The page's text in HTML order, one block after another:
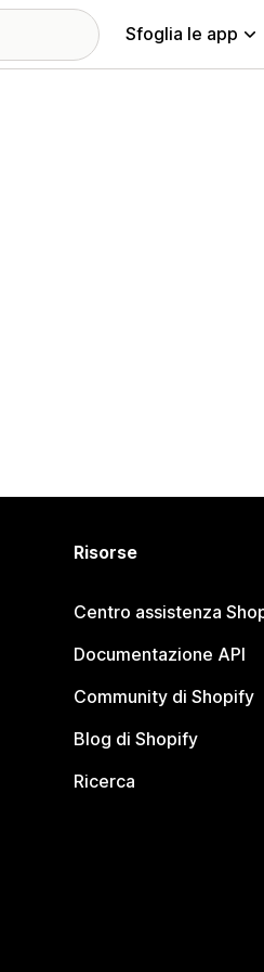
Sfoglia le app
Risorse
Centro assistenza
Documentazione API
Community di Shopify
Blog di Shopify
Ricerca